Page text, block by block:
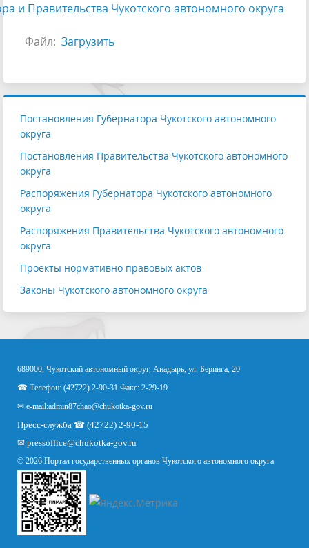
и Правительства Чукотского автономного округа
Файл: Загрузить
Постановления Губернатора Чукотского автономного
округа
Постановления Правительства Чукотского автономного
округа
Распоряжения Губернатора Чукотского автономного
округа
Распоряжения Правительства Чукотского автономного
округа
Проекты нормативно правовых актов
Законы Чукотского автономного округа
689000, Чукотский автономный округ, Анадырь, ул. Беринга, 20
☎ Телефон: (42722) 2-90-31 Факс: 2-29-19
✉ e-mail:admin87chao@chukotka-gov.ru
Пресс-служба ☎ (42722) 2-90-15
✉ pressoffice@chukotka-gov.ru
© 2026 Портал государственных органов Чукотского автономного округа